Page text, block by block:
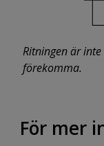
Ritningen är
förekomma.
För mer